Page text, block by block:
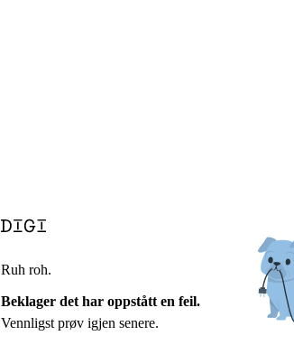
Ruh roh.
Beklager det har oppstått en feil.
Vennligst prøv igjen senere.